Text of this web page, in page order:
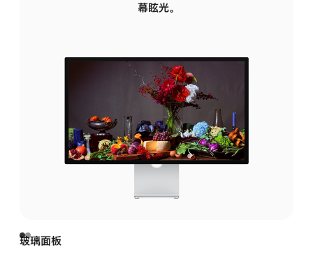
幕眩光。
玻璃面板